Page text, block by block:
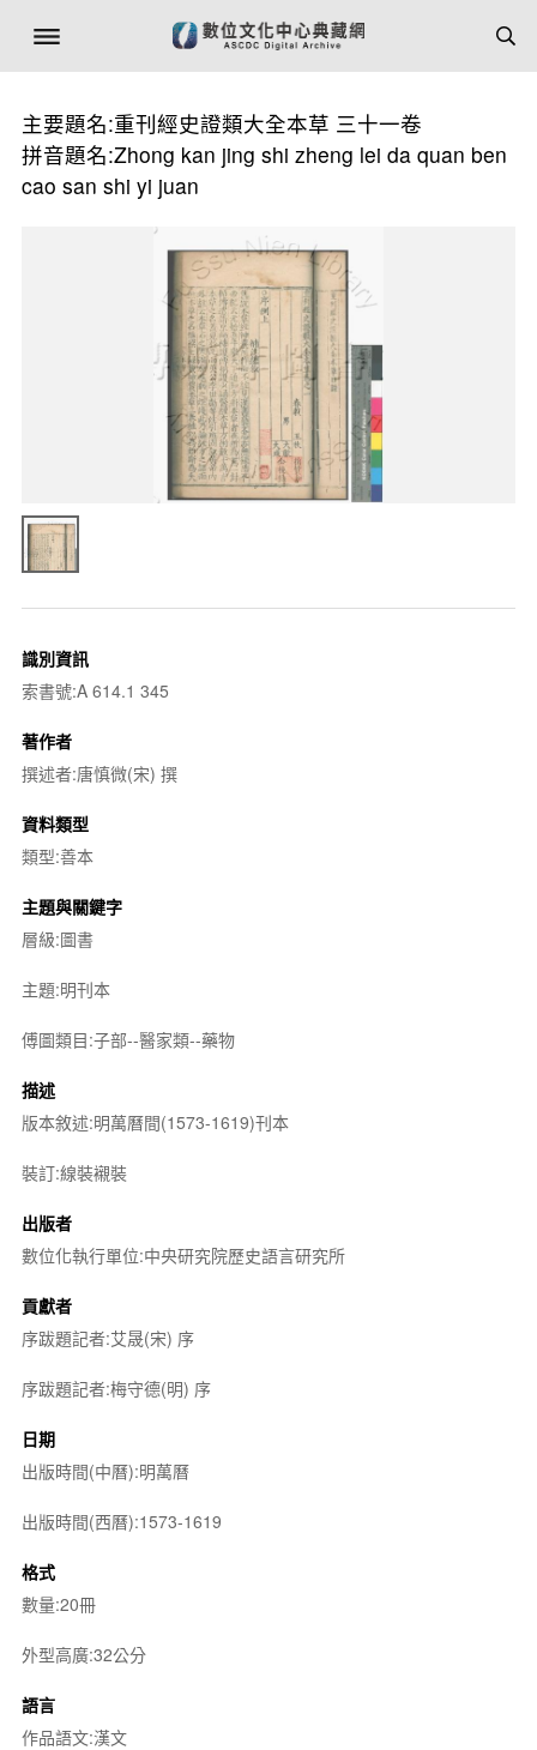
主要題名:重刊經史證類大全本草 三十一卷
拼音題名:Zhong kan jing shi zheng lei da quan ben
cao san shi yi juan
識別資訊
索書號:A 614.1 345
著作者
撰述者:唐慎微(宋) 撰
資料類型
類型:善本
主題與關鍵字
層級:圖書
主題:明刊本
傅圖類目:子部--醫家類--藥物
描述
版本敘述:明萬曆間(1573-1619)刊本
裝訂:線裝襯裝
出版者
數位化執行單位:中央研究院歷史語言研究所
貢獻者
序跋題記者:艾晟(宋) 序
序跋題記者:梅守德(明) 序
日期
出版時間(中曆):明萬曆
出版時間(西曆):1573-1619
格式
數量:20冊
外型高廣:32公分
語言
作品語文:漢文